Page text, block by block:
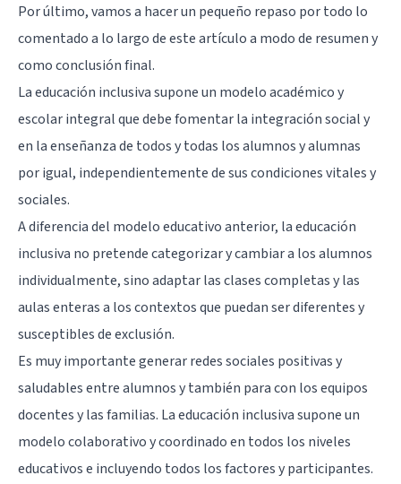
Por último, vamos a hacer un pequeño repaso por todo lo
comentado a lo largo de este artículo a modo de resumen y
como conclusión final.
La educación inclusiva supone un modelo académico y
escolar integral que debe fomentar la integración social y
en la enseñanza de todos y todas los alumnos y alumnas
por igual, independientemente de sus condiciones vitales y
sociales.
A diferencia del modelo educativo anterior, la educación
inclusiva no pretende categorizar y cambiar a los alumnos
individualmente, sino adaptar las clases completas y las
aulas enteras a los contextos que puedan ser diferentes y
susceptibles de exclusión.
Es muy importante generar redes sociales positivas y
saludables entre alumnos y también para con los equipos
docentes y las familias. La educación inclusiva supone un
modelo colaborativo y coordinado en todos los niveles
educativos e incluyendo todos los factores y participantes.